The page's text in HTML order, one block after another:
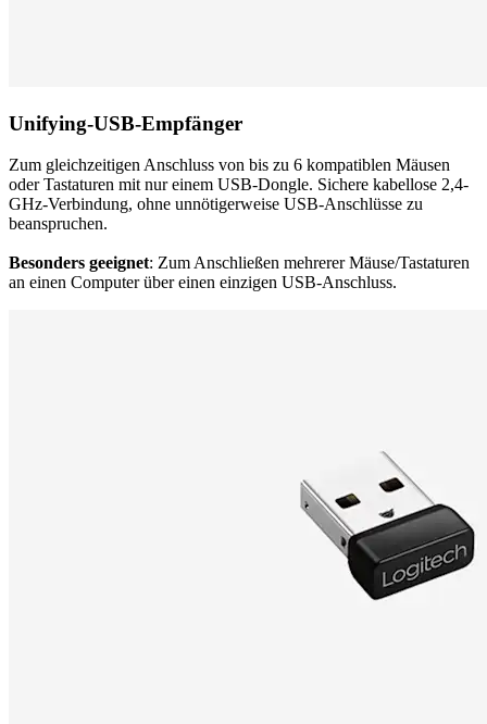
Unifying-USB-Empfänger
Zum gleichzeitigen Anschluss von bis zu 6 kompatiblen Mäusen
oder Tastaturen mit nur einem USB-Dongle. Sichere kabellose 2,4-
GHz-Verbindung, ohne unnötigerweise USB-Anschlüsse zu
beanspruchen.
Besonders geeignet: Zum Anschließen mehrerer Mäuse/Tastaturen
an einen Computer über einen einzigen USB-Anschluss.